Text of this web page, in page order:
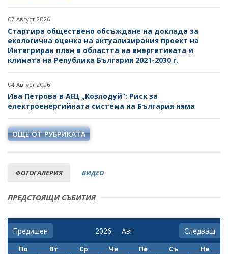
07 Август 2026
Стартира обществено обсъждане на доклада за
екологична оценка на актуализирания проект на
Интегриран план в областта на енергетиката и
климата на Република България 2021-2030 г.
04 Август 2026
Ива Петрова в АЕЦ „Козлодуй“: Риск за
електроенергийната система на България няма
ОЩЕ ОТ РУБРИКАТА
ФОТОГАЛЕРИЯ ВИДЕО
ПРЕДСТОЯЩИ СЪБИТИЯ
Предишен Следващ
По Вт Ср Че Пе Съ Не